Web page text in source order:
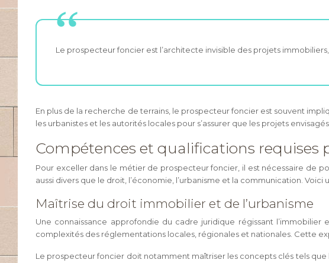
Le prospecteur foncier est l’architecte invisible des projets
En plus de la recherche de terrains, le prospecteur foncier est souvent
les urbanistes et les autorités locales pour s’assurer que les projets
Compétences et qualifications requises
Pour exceller dans le métier de prospecteur foncier, il est nécessaire de
aussi divers que le droit, l’économie, l’urbanisme et la communication.
Maîtrise du droit immobilier et de l’urbanisme
Une connaissance approfondie du cadre juridique régissant l’immobilier
complexités des réglementations locales, régionales et nationales. Cette
Le prospecteur foncier doit notamment maîtriser les concepts clés tels que